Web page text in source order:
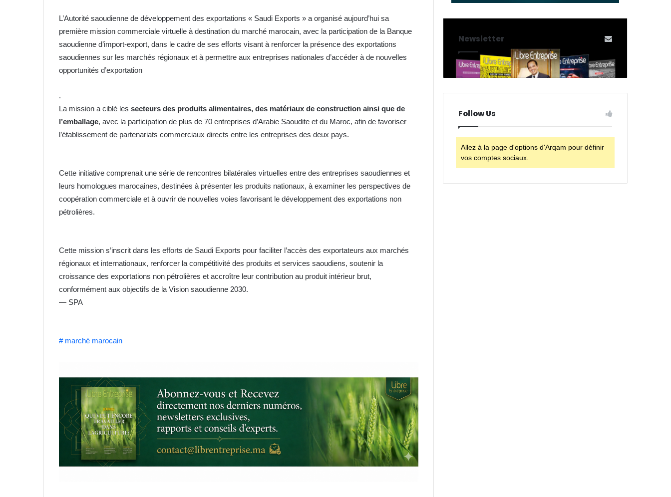
L’Autorité saoudienne de développement des exportations « Saudi Exports » a organisé aujourd’hui sa
première mission commerciale virtuelle à destination du marché marocain, avec la participation de la Banque
saoudienne d’import-export, dans le cadre de ses efforts visant à renforcer la présence des exportations
saoudiennes sur les marchés régionaux et à permettre aux entreprises nationales d’accéder à de nouvelles
opportunités d’exportation
.
La mission a ciblé les secteurs des produits alimentaires, des matériaux de construction ainsi que de
l’emballage, avec la participation de plus de 70 entreprises d’Arabie Saoudite et du Maroc, afin de favoriser
l’établissement de partenariats commerciaux directs entre les entreprises des deux pays.
Cette initiative comprenait une série de rencontres bilatérales virtuelles entre des entreprises saoudiennes et
leurs homologues marocaines, destinées à présenter les produits nationaux, à examiner les perspectives de
coopération commerciale et à ouvrir de nouvelles voies favorisant le développement des exportations non
pétrolières.
Cette mission s’inscrit dans les efforts de Saudi Exports pour faciliter l’accès des exportateurs aux marchés
régionaux et internationaux, renforcer la compétitivité des produits et services saoudiens, soutenir la
croissance des exportations non pétrolières et accroître leur contribution au produit intérieur brut,
conformément aux objectifs de la Vision saoudienne 2030.
— SPA
# marché marocain
Newsletter
Follow Us
Allez à la page d'options d'Arqam pour définir
vos comptes sociaux.